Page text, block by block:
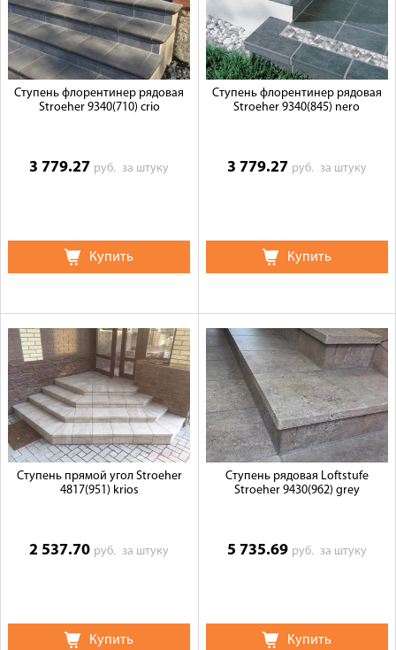
Галерея объектов
Контакты
Ступень флорентинер рядовая
Stroeher 9340(710) crio
3 779.27 руб.за штуку
Купить
Ступень флорентинер рядовая
Stroeher 9340(845) nero
3 779.27 руб. за штуку
Купить
Ступень прямой угол Stroeher
4817(951) krios
2 537.70 руб.за штуку
Купить
Ступень рядовая Loftstufe
Stroeher 9430(962) grey
5 735.69 руб. за штуку
Купить